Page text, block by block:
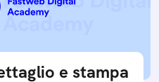
e stampa